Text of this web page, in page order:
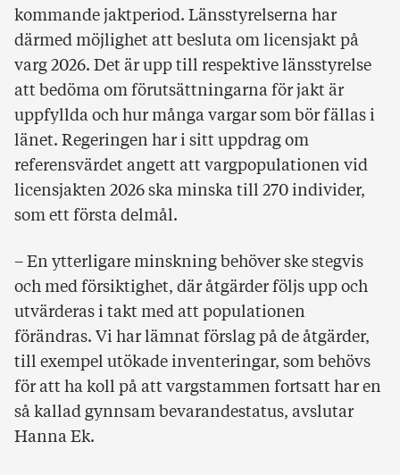
kommande jaktperiod. Länsstyrelserna har
därmed möjlighet att besluta om licensjakt på
varg 2026. Det är upp till respektive länsstyrelse
att bedöma om förutsättningarna för jakt är
uppfyllda och hur många vargar som bör fällas i
länet. Regeringen har i sitt uppdrag om
referensvärdet angett att vargpopulationen vid
licensjakten 2026 ska minska till 270 individer,
som ett första delmål.
– En ytterligare minskning behöver ske stegvis
och med försiktighet, där åtgärder följs upp och
utvärderas i takt med att populationen
förändras. Vi har lämnat förslag på de åtgärder,
till exempel utökade inventeringar, som behövs
för att ha koll på att vargstammen fortsatt har en
så kallad gynnsam bevarandestatus, avslutar
Hanna Ek.